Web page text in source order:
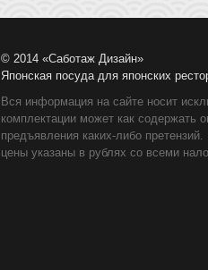
© 2014 «Саботаж Дизайн»
Японская посуда для японских
Вся информация на сайте носит
комплектации может как содержать
предъявления каких-либо
цены указаны в рублях со всеми